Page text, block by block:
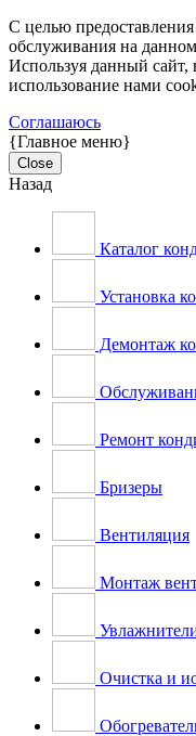
С целью предоставления
обслуживания на
Используя данный сайт,
использование нами
Соглашаюсь
{Главное меню}
Close
Назад
Каталог
Установка
Демонтаж
Ремонт
Бризеры
Вентиляция
Монтаж
Очистка и